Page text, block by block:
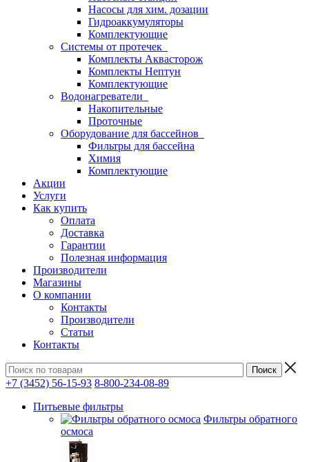
Насосы для хим. дозации
Гидроаккумуляторы
Комплектующие
Системы от протечек
Комплекты Аквасторож
Комплекты Нептун
Комплектующие
Водонагреватели
Накопительные
Проточные
Оборудование для бассейнов
Фильтры для бассейна
Химия
Комплектующие
Акции
Услуги
Как купить
Оплата
Доставка
Гарантии
Полезная информация
Производители
Магазины
О компании
Контакты
Производители
Статьи
Контакты
+7 (3452) 56-15-93 8-800-234-08-89
Питьевые фильтры
Фильтры обратного
осмоса